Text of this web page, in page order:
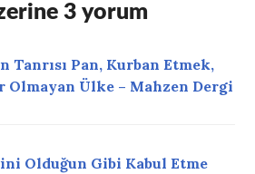
3 yorum
Tanrısı Pan, Kurban Etmek,
Olmayan Ülke – Mahzen Dergi
Olduğun Gibi Kabul Etme